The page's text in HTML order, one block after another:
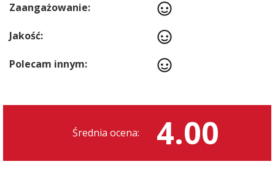
Zaangażowanie:
Jakość:
Polecam innym:
Średnia ocena: 4.00